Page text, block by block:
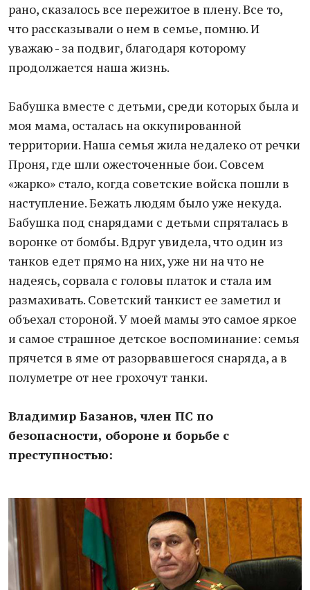
рано, сказалось все пережитое в плену. Все то,
что рассказывали о нем в семье, помню. И
уважаю - за подвиг, благодаря которому
продолжается наша жизнь.
Бабушка вместе с детьми, среди которых была и
моя мама, осталась на оккупированной
территории. Наша семья жила недалеко от речки
Проня, где шли ожесточенные бои. Совсем
«жарко» стало, когда советские войска пошли в
наступление. Бежать людям было уже некуда.
Бабушка под снарядами с детьми спряталась в
воронке от бомбы. Вдруг увидела, что один из
танков едет прямо на них, уже ни на что не
надеясь, сорвала с головы платок и стала им
размахивать. Советский танкист ее заметил и
объехал стороной. У моей мамы это самое яркое
и самое страшное детское воспоминание: семья
прячется в яме от разорвавшегося снаряда, а в
полуметре от нее грохочут танки.
Владимир Базанов, член ПС по
безопасности, обороне и борьбе с
преступностью: